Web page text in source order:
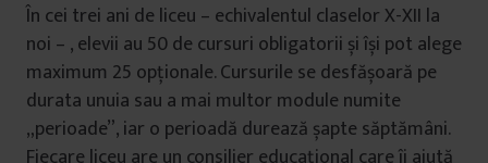
În cei trei ani de liceu – echivalentul claselor X-XII la
noi – , elevii au 50 de cursuri obligatorii și își pot alege
maximum 25 opționale. Cursurile se desfășoară pe
durata unuia sau a mai multor module numite
„perioade”, iar o perioadă durează șapte săptămâni.